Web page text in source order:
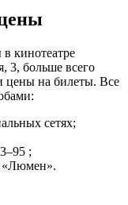
кинотеатре
3, больше всего
цены на билеты. Все
сетях;
;
«Люмен».